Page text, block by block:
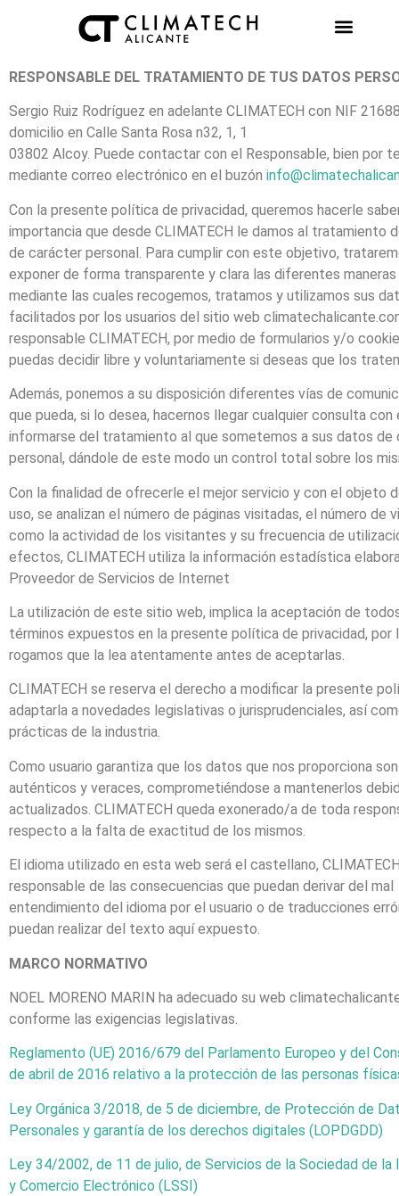
RESPONSABLE DEL TRATAMIENTO DE TUS DATOS
Sergio Ruiz Rodríguez en adelante CLIMATECH con NIF
domicilio en Calle Santa Rosa n32, 1, 1
03802 Alcoy. Puede contactar con el Responsable, bien por
mediante correo electrónico en el buzón
Con la presente política de privacidad, queremos hacerle
importancia que desde CLIMATECH le damos al tratamiento
de carácter personal. Para cumplir con este objetivo,
exponer de forma transparente y clara las diferentes maneras
mediante las cuales recogemos, tratamos y utilizamos sus
facilitados por los usuarios del sitio web
responsable CLIMATECH, por medio de formularios y/o
puedas decidir libre y voluntariamente si deseas que los
Además, ponemos a su disposición diferentes vías de
que pueda, si lo desea, hacernos llegar cualquier consulta con
informarse del tratamiento al que sometemos a sus datos de
personal, dándole de este modo un control total sobre los
Con la finalidad de ofrecerle el mejor servicio y con el objeto
uso, se analizan el número de páginas visitadas, el número de
como la actividad de los visitantes y su frecuencia de
efectos, CLIMATECH utiliza la información estadística
Proveedor de Servicios de Internet
La utilización de este sitio web, implica la aceptación de
términos expuestos en la presente política de privacidad, por
rogamos que la lea atentamente antes de aceptarlas.
CLIMATECH se reserva el derecho a modificar la presente
adaptarla a novedades legislativas o jurisprudenciales, así
prácticas de la industria.
Como usuario garantiza que los datos que nos proporciona
auténticos y veraces, comprometiéndose a mantenerlos
actualizados. CLIMATECH queda exonerado/a de toda
respecto a la falta de exactitud de los mismos.
El idioma utilizado en esta web será el castellano,
responsable de las consecuencias que puedan derivar del mal
entendimiento del idioma por el usuario o de traducciones
puedan realizar del texto aquí expuesto.
MARCO NORMATIVO
NOEL MORENO MARIN ha adecuado su web
conforme las exigencias legislativas.
Reglamento (UE) 2016/679 del Parlamento Europeo y del
de abril de 2016 relativo a la protección de las personas
Ley Orgánica 3/2018, de 5 de diciembre, de Protección de
Personales y garantía de los derechos digitales (LOPDGDD)
Ley 34/2002, de 11 de julio, de Servicios de la Sociedad de la
y Comercio Electrónico (LSSI)